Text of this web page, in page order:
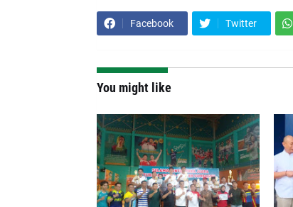
Facebook Twitter
You might like